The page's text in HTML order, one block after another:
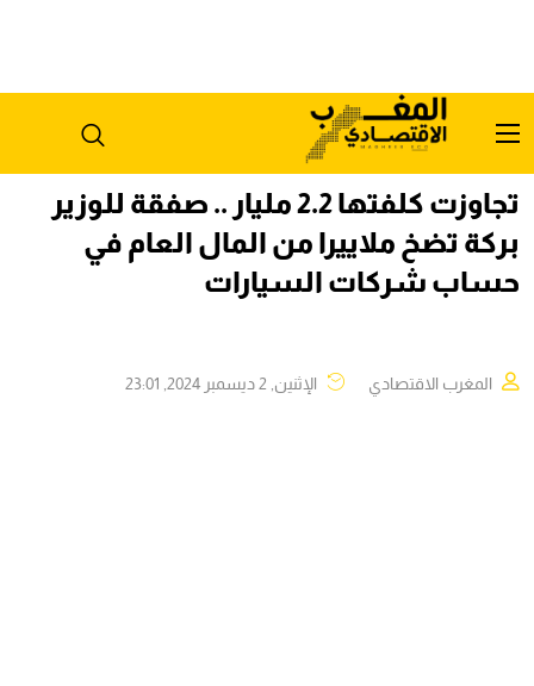
تجاوزت كلفتها 2.2 مليار .. صفقة للوزير
بركة تضخ ملاييرا من المال العام في
حساب شركات السيارات
المغرب الاقتصادي الإثنين, 2 ديسمبر 2024, 23:01